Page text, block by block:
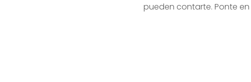
pueden contarte. Ponte en